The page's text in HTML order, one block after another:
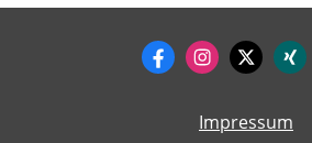
Impressum